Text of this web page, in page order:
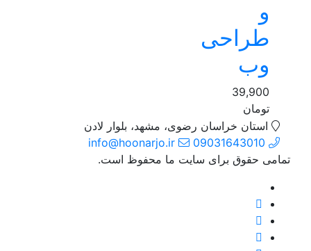
طراحی
وب
39,900
تومان
استان خراسان رضوی، مشهد، بلوار لادن
09031643010
info@hoonarjo.ir
تمامی حقوق برای سایت ما محفوظ است.